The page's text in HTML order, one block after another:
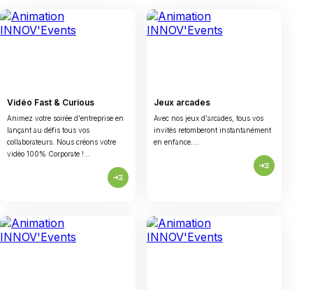
Vidéo Fast & Curious
Animez votre soirée d'entreprise en
lançant au défis tous vos
collaborateurs. Nous créons votre
vidéo 100% Corporate !...
read_more
Jeux arcades
Avec nos jeux d'arcades, tous vos
invités retomberont instantanément
en enfance....
read_more